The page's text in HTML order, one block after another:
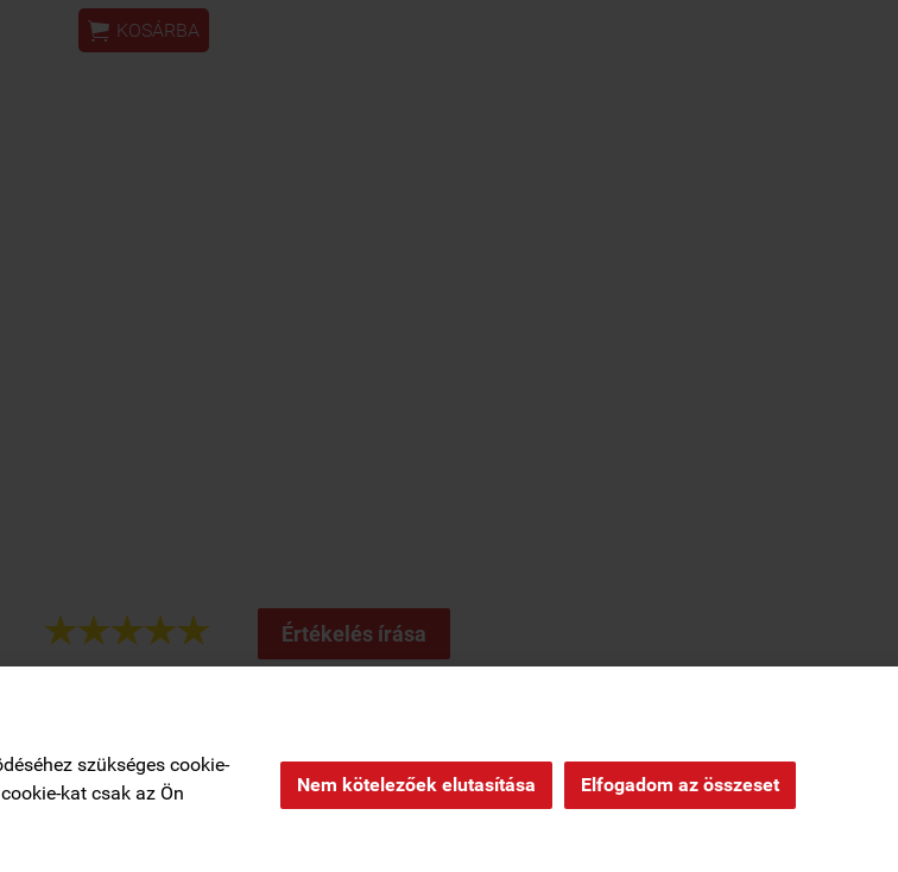
szükséges cookie-
kat csak az Ön
Nem kötelezőek elutasítása Elfogadom az összeset
 KOSÁRBA
 Értékelés írása
feltételek|Elérhetőségek|Kosár tartalma, megrendelés|Oldaltérkép|